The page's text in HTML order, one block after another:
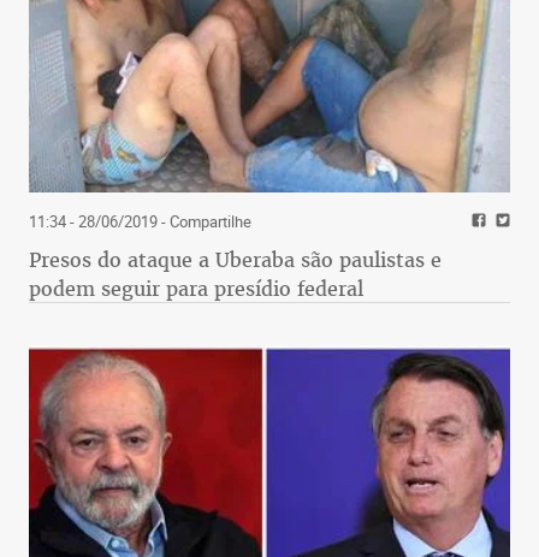
11:34 - 28/06/2019- Compartilhe
Presos do ataque a Uberaba são paulistas e
podem seguir para presídio federal